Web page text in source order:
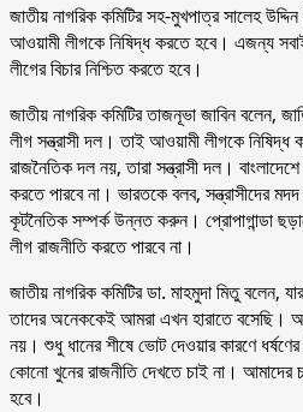
জাতীয় নাগরিক কমিটির সহ-মুখপাত্র সালেহ উদ্দিন
আওয়ামী লীগকে নিষিদ্ধ করতে হবে। এজন্য
লীগের বিচার নিশ্চিত করতে হবে।
জাতীয় নাগরিক কমিটির তাজনূভা জাবিন বলেন,
লীগ সন্ত্রাসী দল। তাই আওয়ামী লীগকে
রাজনৈতিক দল নয়, তারা সন্ত্রাসী দল।
করতে পারবে না। ভারতকে বলব, সন্ত্রাসীদের মদদ
কূটনৈতিক সম্পর্ক উন্নত করুন। প্রোপাগান্ডা
লীগ রাজনীতি করতে পারবে না।
জাতীয় নাগরিক কমিটির ডা. মাহমুদা মিতু বলেন,
তাদের অনেককেই আমরা এখন হারাতে বসেছি।
নয়। শুধু ধানের শীষে ভোট দেওয়ার কারণে
কোনো খুনের রাজনীতি দেখতে চাই না।
হবে।